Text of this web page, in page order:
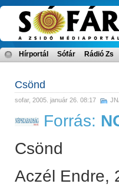
Hírportál Sófár Rádió Zs
Csönd
sofar, 2005. január 26. 08:17
Forrás:
Csönd
Aczél Endre,